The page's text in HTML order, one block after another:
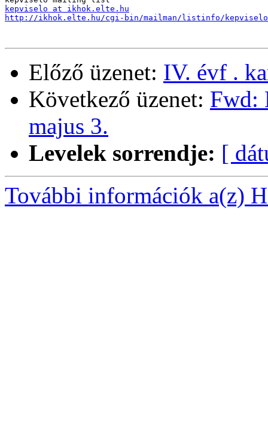
kepviselo at ikhok.elte.hu
http://ikhok.elte.hu/cgi-bin/mailman/listinfo/kepviselo
Előző üzenet: IV. évf .
Következő üzenet: Fwd:
majus 3.
Levelek sorrendje: [
További információk a(z)